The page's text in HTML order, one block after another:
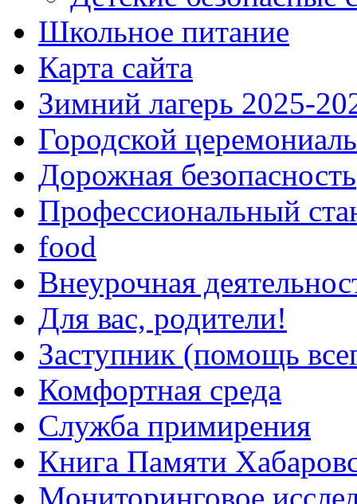
Школьное питание
Карта сайта
Зимний лагерь 2025-
Городской
Дорожная безопасность
Профессиональный
food
Внеурочная
Для вас, родители!
Заступник (помощь
Комфортная среда
Служба примирения
Книга Памяти